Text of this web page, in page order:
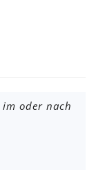
oder nach